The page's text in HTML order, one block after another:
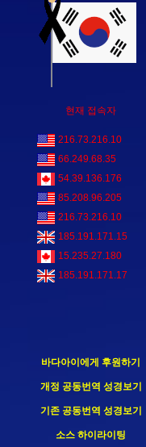
현재 접속자
216.73.216.10
66.249.68.35
54.39.136.176
85.208.96.205
216.73.216.10
185.191.171.15
15.235.27.180
185.191.171.17
바다아이에게 후원하기
개정 공동번역 성경보기
기존 공동번역 성경보기
소스 하이라이팅